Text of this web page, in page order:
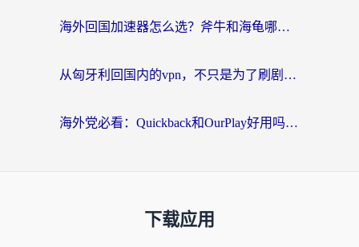
海外回国加速器怎么选？斧牛和海龟哪个好？一篇帮你避开坑的实用指南
从匈牙利回国内的vpn，不只是为了刷剧那么简单
海外党必看：Quickback和OurPlay好用吗？3分钟选对回国加速器，无缝刷剧玩游戏
下载应用